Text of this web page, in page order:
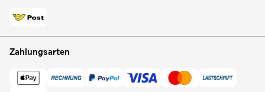
Zahlungsarten